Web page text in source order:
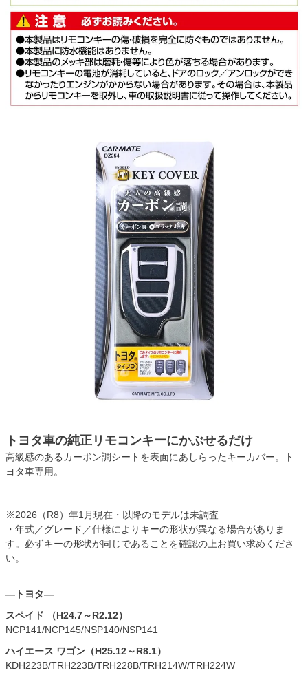
トヨタ車の純正リモコンキーにかぶせるだけ
高級感のあるカーボン調シートを表面にあしらったキーカバー。ト
ヨタ車専用。
※2026（R8）年1月現在・以降のモデルは未調査
・年式／グレード／仕様によりキーの形状が異なる場合がありま
す。必ずキーの形状が同じであることを確認の上お買い求めくださ
い。
―トヨタ―
スペイド （H24.7～R2.12）
NCP141/NCP145/NSP140/NSP141
ハイエース ワゴン（H25.12～R8.1）
KDH223B/TRH223B/TRH228B/TRH214W/TRH224W